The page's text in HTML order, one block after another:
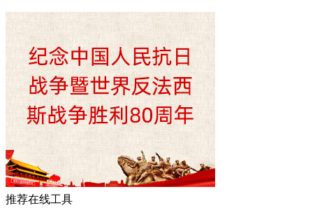
推荐在线工具